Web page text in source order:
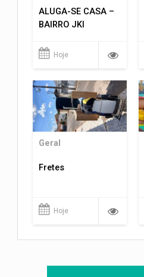
ALUGA-SE CASA –
BAIRRO JKI
Hoje
Geral
Fretes
Hoje